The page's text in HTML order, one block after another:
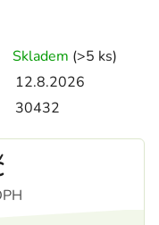
Skladem (>5 ks)
12.8.2026
30432